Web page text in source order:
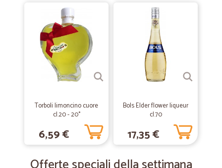
—Sandro M.
Quasi perfetto.
Se non fosse per un paio di confezioni di biscotti frantumati sarebbe
stato tutto perfetto. Sono soddisfatto comunque.
—
Supermercato a domicilio
Grande scelta di prodotti di marca a prezzi vantaggiosi, spedizioni
rapide e precise anche con mezzi refrigerati se si acquistano prodotti
deperibili, un vero supermarket a domicilio.
Torboli limoncino cuore
cl.20 - 20°
6,59 €
Bols Elder flower liqueur
cl.70
17,35 €